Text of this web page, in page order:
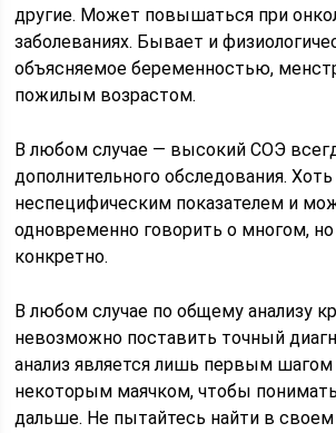
другие. Может повышаться при
заболеваниях. Бывает и
объясняемое беременностью,
пожилым возрастом.
В любом случае — высокий СОЭ
дополнительного обследования. Хоть
неспецифическим показателем и
одновременно говорить о многом,
конкретно.
В любом случае по общему анализу
невозможно поставить точный
анализ является лишь первым шагом
некоторым маячком, чтобы
дальше. Не пытайтесь найти в своем